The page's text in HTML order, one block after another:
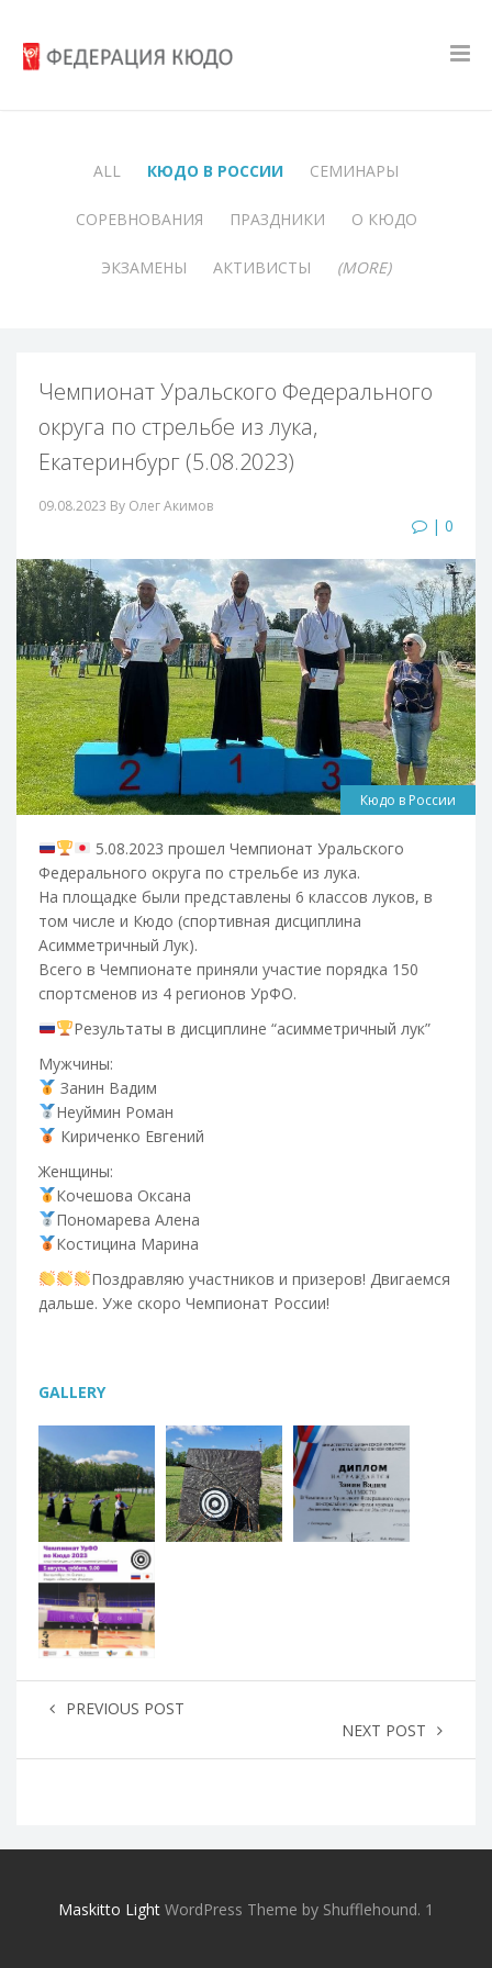
ALL КЮДО В РОССИИ СЕМИНАРЫ
СОРЕВНОВАНИЯ ПРАЗДНИКИ О КЮДО
ЭКЗАМЕНЫ АКТИВИСТЫ (MORE)
Чемпионат Уральского Федерального
округа по стрельбе из лука,
Екатеринбург (5.08.2023)
09.08.2023 By Олег Акимов
| 0
Кюдо в России
5.08.2023 прошел Чемпионат Уральского
Федерального округа по стрельбе из лука.
На площадке были представлены 6 классов луков, в
том числе и Кюдо (спортивная дисциплина
Асимметричный Лук).
Всего в Чемпионате приняли участие порядка 150
спортсменов из 4 регионов УрФО.
Результаты в дисциплине “асимметричный лук”
Мужчины:
Занин Вадим
Неуймин Роман
Кириченко Евгений
Женщины:
Кочешова Оксана
Пономарева Алена
Костицина Марина
Поздравляю участников и призеров! Двигаемся
дальше. Уже скоро Чемпионат России!
GALLERY
PREVIOUS POST
NEXT POST
Maskitto Light WordPress Theme by Shufflehound. 1